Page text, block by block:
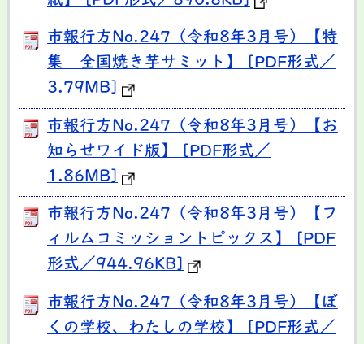
市報行方No.247（令和8年3月号）【特
集 全国焼き芋サミット】 [PDF形式／
3.79MB]
市報行方No.247（令和8年3月号）【お
知らせワイド版】 [PDF形式／
1.86MB]
市報行方No.247（令和8年3月号）【フ
ィルムコミッショントピックス】 [PDF
形式／944.96KB]
市報行方No.247（令和8年3月号）【ぼ
くの学校、わたしの学校】 [PDF形式／